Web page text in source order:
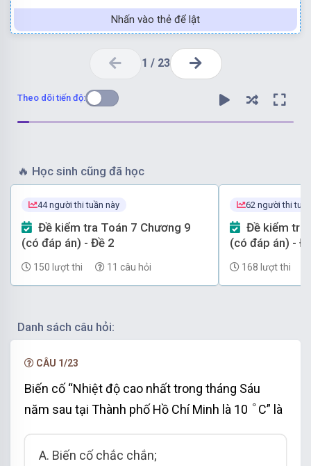
Nhấn vào thẻ để lật
Đáp án đúng là: C
Nhiệt độ vào tháng Sáu hàng năm luôn trên 23°
° C.
Do đó biến cố “Nhiệt độ cao nhất trong tháng Sáu năm
không thể.
Theo dõi tiến độ:
1 / 23
🔥 Học sinh cũng đã học
44 người thi tuần này
(có đáp án) - Đề 2
150 lượt thi 11 câu hỏi
62 người thi
(có đáp án) -
168 lượt thi
Danh sách câu hỏi:
CÂU 1/23
Biến cố “Nhiệt độ cao nhất trong tháng Sáu
năm sau tại Thành phố Hồ Chí Minh là 10 °
°C” là
A. Biến cố chắc chắn;